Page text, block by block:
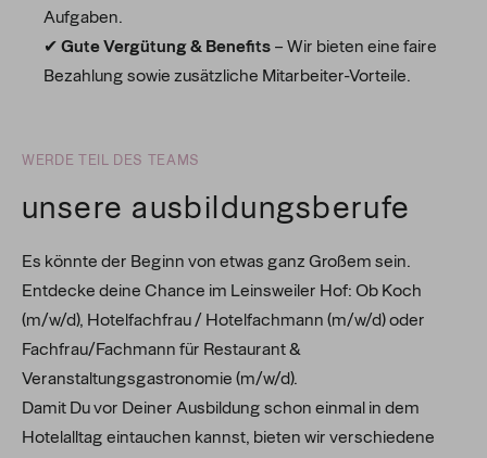
Aufgaben.
✔ Gute Vergütung & Benefits – Wir bieten eine faire
Bezahlung sowie zusätzliche Mitarbeiter-Vorteile.
WERDE TEIL DES TEAMS
unsere ausbildungsberufe
Es könnte der Beginn von etwas ganz Großem sein.
Entdecke deine Chance im Leinsweiler Hof: Ob Koch
(m/w/d), Hotelfachfrau / Hotelfachmann (m/w/d) oder
Fachfrau/Fachmann für Restaurant &
Veranstaltungsgastronomie (m/w/d).
Damit Du vor Deiner Ausbildung schon einmal in dem
Hotelalltag eintauchen kannst, bieten wir verschiedene